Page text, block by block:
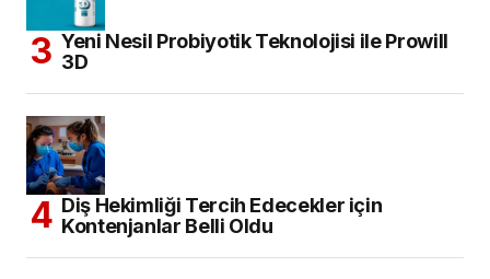
Yeni Nesil Probiyotik Teknolojisi ile Prowill
3D
Diş Hekimliği Tercih Edecekler için
Kontenjanlar Belli Oldu